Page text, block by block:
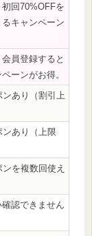
回70%OFFを
るキャンペーン
員登録すると
ーンがお得。
あり（割引上
あり（上限
を複数回使え
認できません